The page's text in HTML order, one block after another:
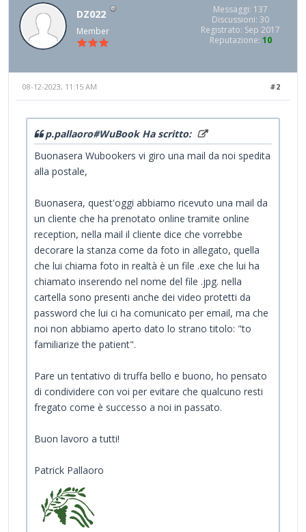
DZ022
Member
Messaggi: 137
Discussioni: 30
Registrato: Sep 2017
Reputazione: 10
#2
08-12-2023, 11:15 AM
p.pallaoro#WuBook Ha scritto:
Buonasera Wubookers vi giro una mail da noi spedita
alla postale,
Buonasera, quest'oggi abbiamo ricevuto una mail da
un cliente che ha prenotato online tramite online
reception, nella mail il cliente dice che vorrebbe
decorare la stanza come da foto in allegato, quella
che lui chiama foto in realtà è un file .exe che lui ha
chiamato inserendo nel nome del file .jpg. nella
cartella sono presenti anche dei video protetti da
password che lui ci ha comunicato per email, ma che
noi non abbiamo aperto dato lo strano titolo: "to
familiarize the patient".
Pare un tentativo di truffa bello e buono, ho pensato
di condividere con voi per evitare che qualcuno resti
fregato come è successo a noi in passato.
Buon lavoro a tutti!
Patrick Pallaoro